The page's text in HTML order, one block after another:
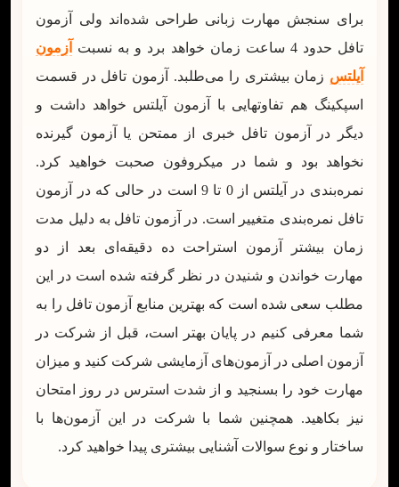
برای سنجش مهارت زبانی طراحی شده‌اند ولی آزمون
تافل حدود 4 ساعت زمان خواهد برد و به نسبت
آزمون
آیلتس زمان بیشتری را می‌طلبد. آزمون تافل در قسمت
اسپکینگ هم تفاوتهایی با آزمون آیلتس خواهد داشت و
دیگر در آزمون تافل خبری از ممتحن یا آزمون گیرنده
نخواهد بود و شما در میکروفون صحبت خواهید کرد.
نمره‌بندی در آیلتس از 0 تا 9 است در حالی که در آزمون
تافل نمره‌بندی متغییر است. در آزمون تافل به دلیل مدت
زمان بیشتر آزمون استراحت ده دقیقه‌ای بعد از دو
مهارت خواندن و شنیدن در نظر گرفته شده است در این
مطلب سعی شده است که بهترین منابع آزمون تافل را به
شما معرفی کنیم در پایان بهتر است، قبل از شرکت در
آزمون اصلی در آزمون‌های آزمایشی شرکت کنید و میزان
مهارت خود را بسنجید و از شدت استرس در روز امتحان
نیز بکاهید. همچنین شما با شرکت در این آزمون‌ها با
ساختار و نوع سوالات آشنایی بیشتری پیدا خواهید کرد.